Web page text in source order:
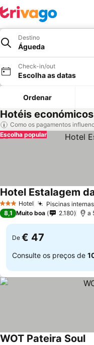
Destino
Águeda
Check-in/out
Escolha as datas
Ordenar
Hotéis
Como os pagamentos
Escolha popular
3 EstrelasHotel Piscinas
Hotel Estalagem
8,1 Muito boa 2.180 a
De € 47
Consulte os preços de
WOT Pateira Soul